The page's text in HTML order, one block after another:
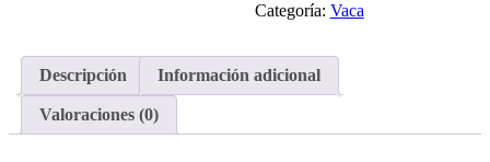
Categoría: Vaca
Descripción Información adicional
Valoraciones (0)